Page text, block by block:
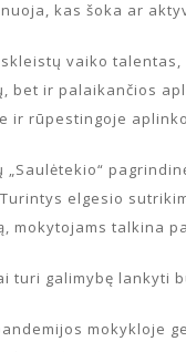
tėvai?
kas šoka ar
vaiko
bet ir palaikančios
ir rūpestingoje
„Saulėtekio“
elgesio
mokytojams talkina
turi galimybę lankyti
mokykloje